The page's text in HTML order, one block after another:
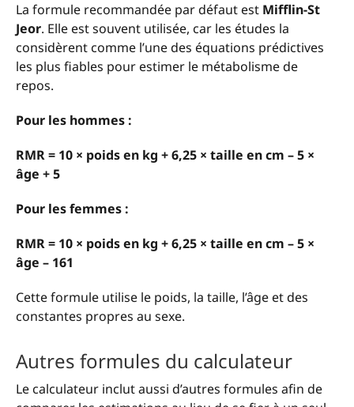
La formule recommandée par défaut est Mifflin-St
Jeor. Elle est souvent utilisée, car les études la
considèrent comme l’une des équations prédictives
les plus fiables pour estimer le métabolisme de
repos.
Pour les hommes :
RMR = 10 × poids en kg + 6,25 × taille en cm – 5 ×
âge + 5
Pour les femmes :
RMR = 10 × poids en kg + 6,25 × taille en cm – 5 ×
âge – 161
Cette formule utilise le poids, la taille, l’âge et des
constantes propres au sexe.
Autres formules du calculateur
Le calculateur inclut aussi d’autres formules afin de